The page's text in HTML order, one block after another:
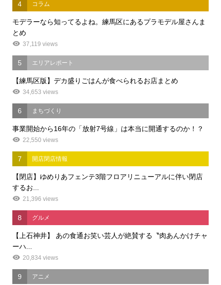
4 コラム
モデラーなら知ってるよね。練馬区にあるプラモデル屋さんま
とめ
37,119 views
5 エリアレポート
【練馬区版】デカ盛りごはんが食べられるお店まとめ
34,653 views
6 まちづくり
事業開始から16年の「放射7号線」は本当に開通するのか！？
22,550 views
7 開店閉店情報
【閉店】ゆめりあフェンテ3階フロアリニューアルに伴い閉店
するお...
21,396 views
8 グルメ
【上石神井】 あの食通お笑い芸人が絶賛する〝肉あんかけチャ
ーハ...
20,834 views
9 アニメ